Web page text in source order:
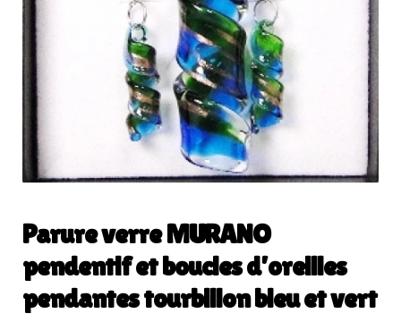
Parure verre MURANO
pendentif et boucles d’oreilles
pendantes tourbillon bleu et vert